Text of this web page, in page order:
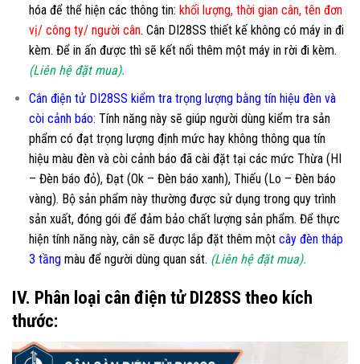
hóa để thể hiện các thông tin: khối lượng, thời gian cân, tên đơn
vị/ công ty/ người cân. Cân DI28SS thiết kế không có máy in đi
kèm. Để in ấn được thì sẽ kết nối thêm một máy in rời đi kèm.
(Liên hệ đặt mua).
Cân điện tử DI28SS kiểm tra trọng lượng bằng tín hiệu đèn và
còi cảnh báo: Tính năng này sẽ giúp người dùng kiểm tra sản
phẩm có đạt trọng lượng định mức hay không thông qua tín
hiệu màu đèn và còi cảnh báo đã cài đặt tại các mức Thừa (HI
– Đèn báo đỏ), Đạt (Ok – Đèn báo xanh), Thiếu (Lo – Đèn báo
vàng). Bộ sản phẩm này thường được sử dụng trong quy trình
sản xuất, đóng gói để đảm bảo chất lượng sản phẩm. Để thực
hiện tính năng này, cân sẽ được lắp đặt thêm một cây đèn tháp
3 tầngmàu để người dùng quan sát. (Liên hệ đặt mua).
IV. Phân loại cân điện tử DI28SS theo kích
thước: